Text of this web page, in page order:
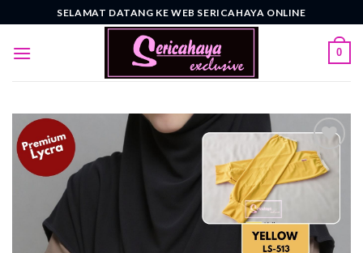
to
content
SELAMAT DATANG KE WEB SERICAHAYA ONLINE
0
Add to
wishlist